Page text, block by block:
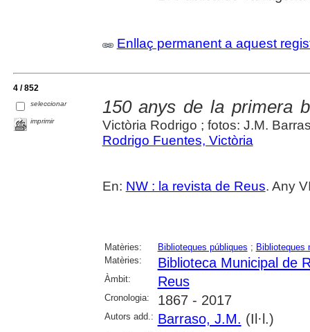
Enllaç permanent a aquest
4 / 852
seleccionar
imprimir
150 anys de la primera
Victòria Rodrigo ; fotos: J.M.
Rodrigo Fuentes, Victòria
En: NW : la revista de Reus. Any
Matèries: Biblioteques públiques ; Biblioteques
Matèries:
Biblioteca Municipal de
Àmbit: Reus
Cronologia: 1867 - 2017
Autors add.: Barraso, J.M. (Il·l.)